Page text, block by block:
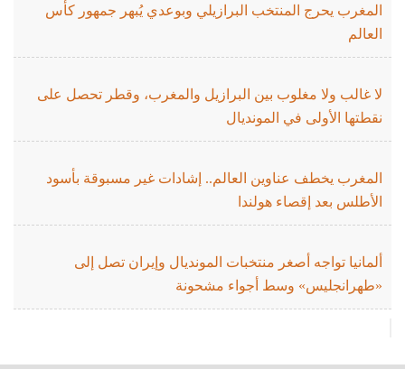
المغرب يحرج المنتخب البرازيلي وبوعدي يُبهر جمهور كأس
العالم
لا غالب ولا مغلوب بين البرازيل والمغرب، وقطر تحصل على
نقطتها الأولى في المونديال
المغرب يخطف عناوين العالم.. إشادات غير مسبوقة بأسود
الأطلس بعد إقصاء هولندا
ألمانيا تواجه أصغر منتخبات المونديال وإيران تصل إلى
«طهرانجليس» وسط أجواء مشحونة